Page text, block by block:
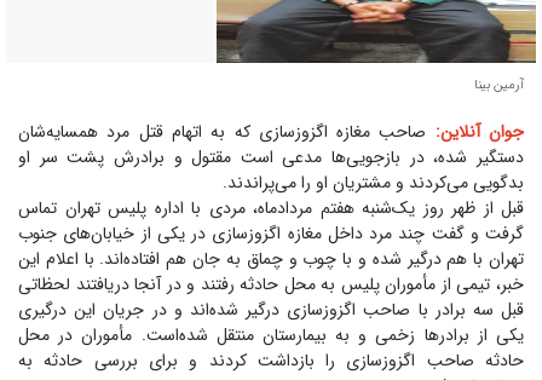
آرمین بینا
جوان آنلاین: صاحب مغازه اگزوزسازی که به اتهام قتل مرد همسایه‌شان
دستگیر شده، در بازجویی‌ها مدعی است مقتول و برادرش پشت سر او
بدگویی می‌کردند و مشتریان او را می‌پراندند.
قبل از ظهر روز یک‌شنبه هفتم مرداد‌ماه، مردی با اداره پلیس تهران تماس
گرفت و گفت چند مرد داخل مغازه اگزوزسازی در یکی از خیابان‌های جنوب
تهران با هم درگیر شده و با چوب و چماق به جان هم افتاده‌اند. با اعلام این
خبر، تیمی از مأموران پلیس به محل حادثه رفتند و در آنجا دریافتند لحظاتی
قبل سه برادر با صاحب اگزوزسازی درگیر شده‌اند و در جریان این درگیری
یکی از برادر‌ها زخمی و به بیمارستان منتقل شده‌است. مأموران در محل
حادثه صاحب اگزوز‌سازی را بازداشت کردند و برای بررسی حادثه به